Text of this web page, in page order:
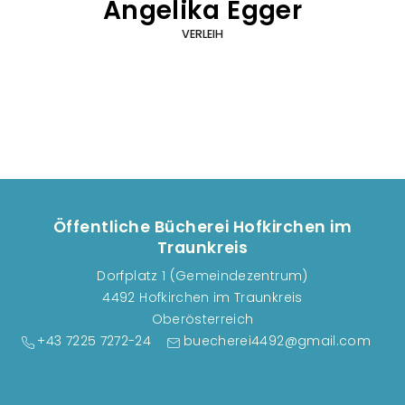
Angelika Egger
VERLEIH
Öffentliche Bücherei Hofkirchen im
Traunkreis
Dorfplatz 1 (Gemeindezentrum)
4492 Hofkirchen im Traunkreis
Oberösterreich
+43 7225 7272-24
buecherei4492@gmail.com